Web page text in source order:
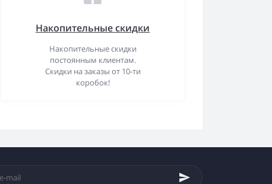
Накопительные скидки
Накопительные скидки
постоянным клиентам.
Скидки на заказы от 10-ти
коробок!